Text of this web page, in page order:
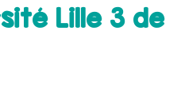
Lille 3 de